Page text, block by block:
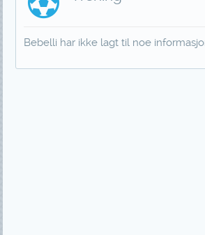
Bebelli har ikke lagt til noe